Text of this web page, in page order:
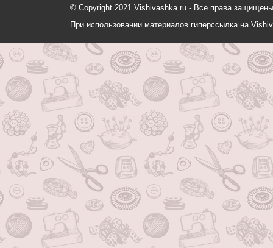
© Copyright 2021 Vishivashka.ru - Все права
При использовании материалов гиперссылка на